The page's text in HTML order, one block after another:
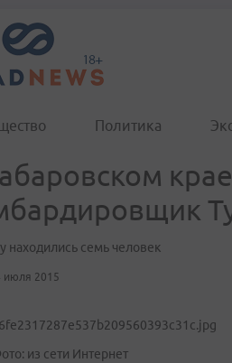
Политика
находились семь человек
июля 2015
из сети Интернет